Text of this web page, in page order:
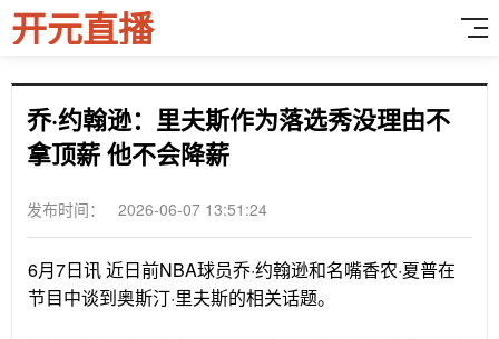
开元直播
乔·约翰逊：里夫斯作为落选秀没理由不
拿顶薪 他不会降薪
发布时间： 2026-06-07 13:51:24
6月7日讯近日前NBA球员乔·约翰逊和名嘴香农·夏普在
节目中谈到奥斯汀·里夫斯的相关话题。